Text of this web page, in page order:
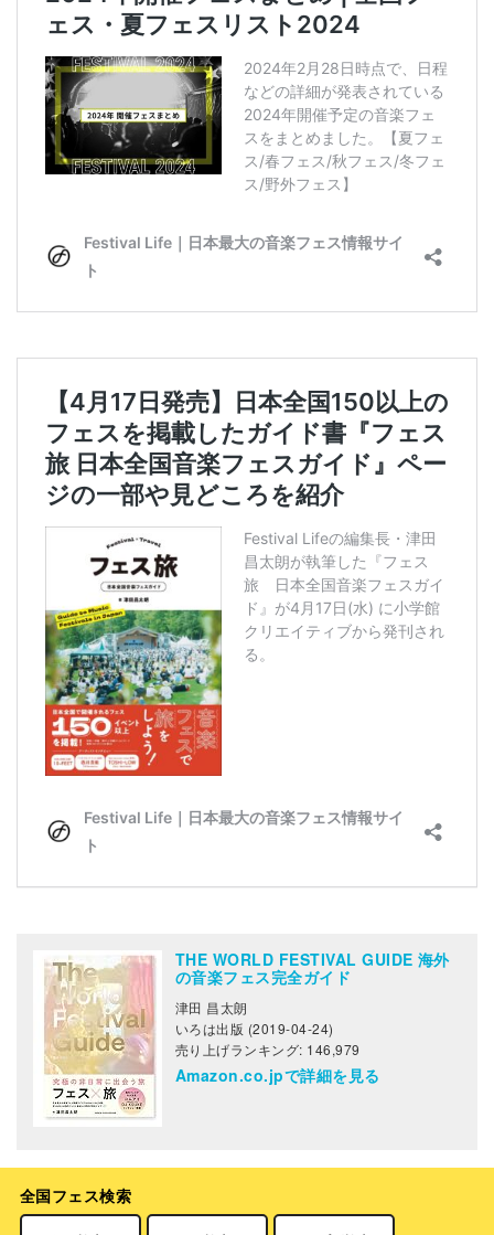
THE WORLD FESTIVAL GUIDE 海外
の音楽フェス完全ガイド
津田 昌太朗
いろは出版 (2019-04-24)
売り上げランキング: 146,979
Amazon.co.jpで詳細を見る
全国フェス検索